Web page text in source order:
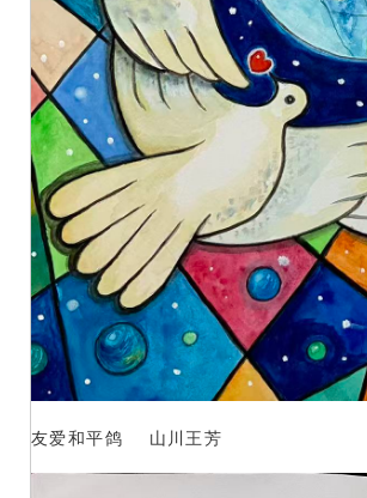
友爱和平鸽 山川王芳